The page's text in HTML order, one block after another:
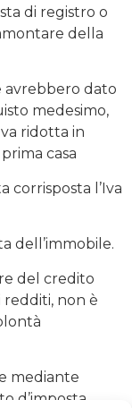
di registro o
della
avrebbero dato
medesimo,
ridotta in
casa
corrisposta l’Iva
dell’immobile.
del credito
redditi, non è
mediante
d’imposta